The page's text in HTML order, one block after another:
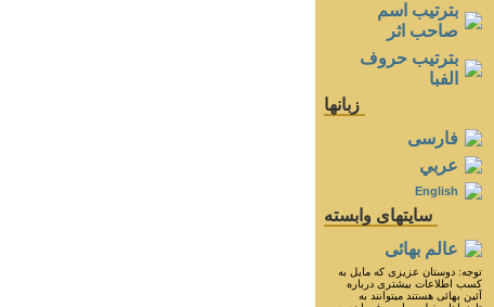
بترتيب اسم
صاحب اثر
بترتيب حروف
الفبا
زبانها
فارسی
عربي
English
سايتهای وابسته
عالم بهائی
توجه: دوستان عزيزى كه مايل به
كسب اطلاعات بيشترى درباره
آئين بهائى هستند ميتوانند به